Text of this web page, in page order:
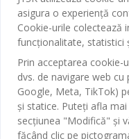
Birou
Sufragerie
Bucătărie
Depozitare
Perdele
Contact Relații Clienți
Magazine și program
Broșură
Termeni si conditii
Garantia prețului
JYSK
Despre JYSK
JYSK.com
Presă
Locuri de muncă
SEDIU CENTRAL
TAROL-DD S.R.L. str.
Moldova
JYSK RELAȚII CLIENȚI
Contact Relații Clienți
Telefon: 022 022 030
Urmărește Jysk
asigura o experiență
Cookie-urile colectează
funcționalitate, statistici
Prin acceptarea
dvs. de navigare web
Google, Meta, TikTok)
și statice. Puteți afla
secțiunea "Modifică" și
făcând clic pe